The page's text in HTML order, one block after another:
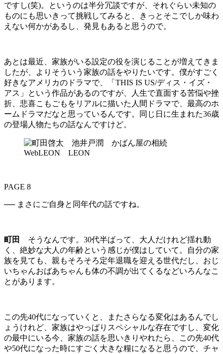
ですし(笑)。というのは半分冗談ですが、それぐらい未知の
ものにも思いきって挑戦してみると、きっとそこでしか味わ
えない何かがあるし、発見もあると思うので。
あとは最近、家族がいる設定の役を演じることが増えてきま
したが、よりそういう家族の話をやりたいです。僕がすごく
好きなアメリカのドラマで、「THIS IS US/ディス・イズ・
アス」という作品があるのですが、人生で直面する苦悩や挫
折、悲喜こもごもをリアルに描いた人間ドラマで、最高のホ
ームドラマだなと思っているんです。同じ日に生まれた36歳
の登場人物たちの話なんですけど。
PAGE 8
── まさにご自身と同年代の話ですね。
町田
そうなんです。30代半ばって、大人だけれど揺れ動
く、絶妙な大人の年齢という感じが僕はしていて。自分の家
族を見ても、親もそろそろ定年退職を迎える世代だし、おじ
いちゃんおばあちゃんも体の不調が出てくるなどいろんなこ
とがあります。
この先40代になっていくと、またさらなる変化はあるんでし
ょうけれど、家族はやっぱりスペシャルな存在ですし、変化
の最中にいる今、家族の話を思いきりやれたら、この先40代
や50代になった時にすごく大きな糧になると思うので、チャ